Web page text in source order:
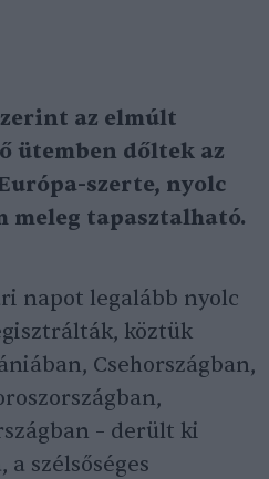
az elmúlt
ütemben dőltek az
szerte, nyolc
meleg tapasztalható.
napot legalább nyolc
köztük
Csehországban,
– derült ki
szélsőséges